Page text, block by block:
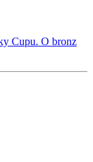
Cupu. O bronz